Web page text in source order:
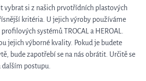
vybrat si z našich prvotřídních plastových
kritéria. U jejich výroby používáme
systémů TROCAL a HEROAL.
jejich výborné kvality. Pokud je budete
bude zapotřebí se na nás obrátit. Určitě se
postupu.